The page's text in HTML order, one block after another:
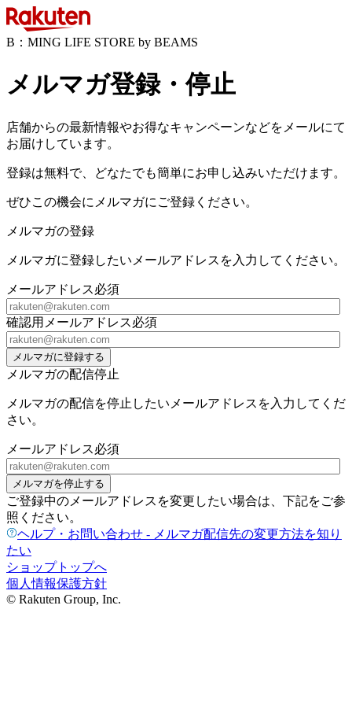
B：MING LIFE STORE by BEAMS
メルマガ登録・停止
店舗からの最新情報やお得なキャンペーンなどをメールにて
お届けしています。
登録は無料で、どなたでも簡単にお申し込みいただけます。
ぜひこの機会にメルマガにご登録ください。
メルマガの登録
メルマガに登録したいメールアドレスを入力してください。
メールアドレス必須
確認用メールアドレス必須
メルマガに登録する
メルマガの配信停止
メルマガの配信を停止したいメールアドレスを入力してくだ
さい。
メールアドレス必須
メルマガを停止する
ご登録中のメールアドレスを変更したい場合は、下記をご参
照ください。
ヘルプ・お問い合わせ - メルマガ配信先の変更方法を知り
たい
ショップトップへ
個人情報保護方針
© Rakuten Group, Inc.